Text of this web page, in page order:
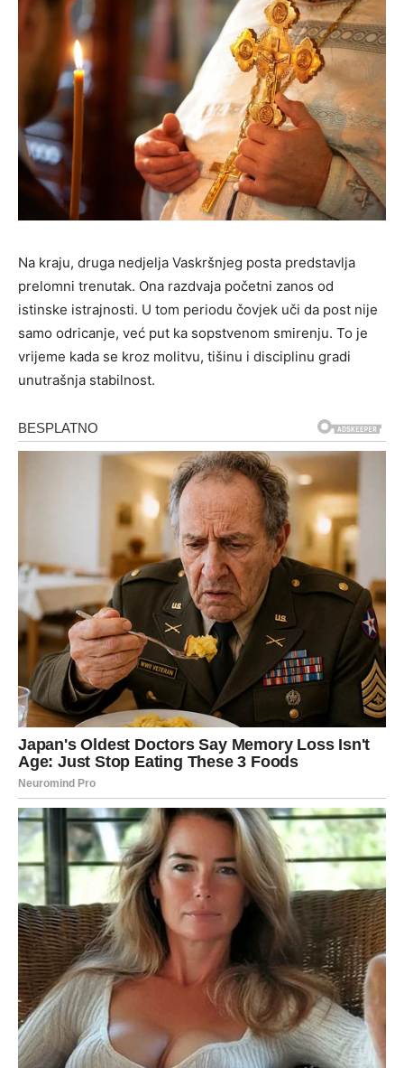
Na kraju, druga nedjelja Vaskršnjeg posta predstavlja
prelomni trenutak. Ona razdvaja početni zanos od
istinske istrajnosti. U tom periodu čovjek uči da post nije
samo odricanje, već put ka sopstvenom smirenju. To je
vrijeme kada se kroz molitvu, tišinu i disciplinu gradi
unutrašnja stabilnost.